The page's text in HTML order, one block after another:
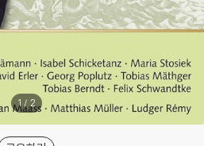
1/ 2